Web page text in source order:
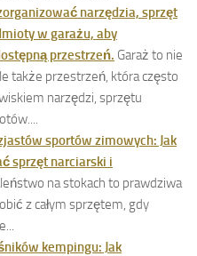
narzędzia, sprzęt
w garażu, aby
przestrzeń. Garaż to nie
także przestrzeń, która często
narzędzi, sprzętu
sportów zimowych: Jak
sprzęt narciarski i
na stokach to prawdziwa
z całym sprzętem, gdy
kempingu: Jak